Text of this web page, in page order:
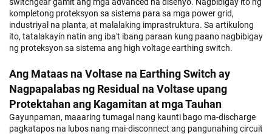
kompletong proteksyon sa sistema para sa mga power grid,
industriyal na planta, at malalaking imprastruktura. Sa artikulong
ito, tatalakayin natin ang iba't ibang paraan kung paano nagbibigay
ng proteksyon sa sistema ang high voltage earthing switch.
Ang Mataas na Voltase na Earthing Switch ay
Nagpapalabas ng Residual na Voltase upang
Protektahan ang Kagamitan at mga Tauhan
Gayunpaman, maaaring tumagal nang kaunti bago ma-discharge
pagkatapos na lubos nang mai-disconnect ang pangunahing circuit